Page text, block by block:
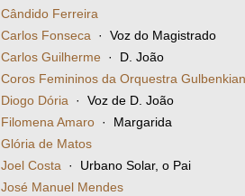
Cândido Ferreira
Carlos Fonseca · Voz do Magistrado
Carlos Guilherme · D. João
Coros Femininos da Orquestra Gulbenkian
Diogo Dória · Voz de D. João
Filomena Amaro · Margarida
Glória de Matos
Joel Costa · Urbano Solar, o Pai
José Manuel Mendes